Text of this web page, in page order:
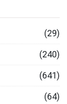
(29)
(240)
(641)
(64)